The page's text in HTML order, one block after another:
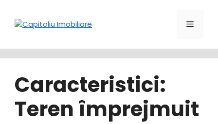
conținut
Meniu
Caracteristici:
Teren împrejmuit